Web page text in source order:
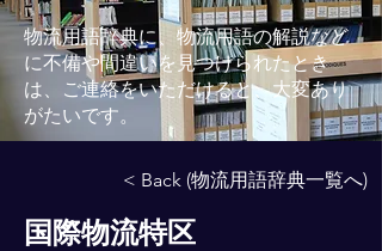
物流用語辞典に、物流用語の解説など
に不備や間違いを見つけられたとき
は、ご連絡をいただけると、大変あり
がたいです。
< Back (物流用語辞典一覧へ)
国際物流特区